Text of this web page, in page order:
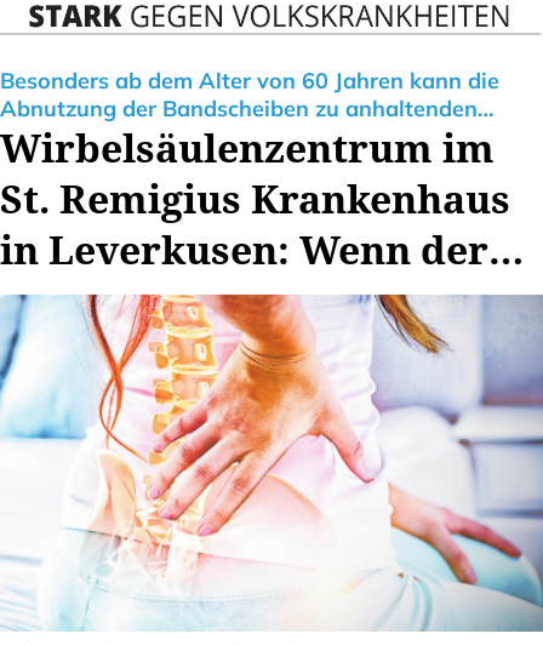
Besonders ab dem Alter von 60 Jahren kann die
Abnutzung der Bandscheiben zu anhaltenden
Schmerzen und Bewegungseinschränkungen
führen – manchmal ist ein chirurgischer Eingriff die
letzte Option
Wirbelsäulenzentrum im
St. Remigius Krankenhaus
in Leverkusen: Wenn der
Rücken schmerzt